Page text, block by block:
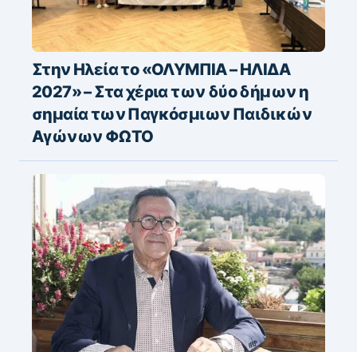
Στην Ηλεία το «ΟΛΥΜΠΙΑ – ΗΛΙΔΑ
2027» – Στα χέρια των δύο δήμων η
σημαία των Παγκόσμιων Παιδικών
Αγώνων ΦΩΤΟ